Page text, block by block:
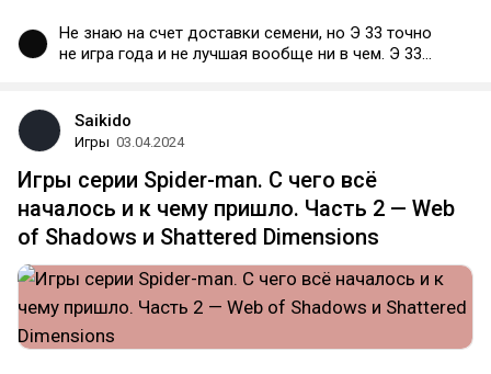
Не знаю на счет доставки семени, но Э 33 точно
не игра года и не лучшая вообще ни в чем. Э 33
Saikido
Игры 03.04.2024
Игры серии Spider-man. С чего всё
началось и к чему пришло. Часть 2 — Web
of Shadows и Shattered Dimensions